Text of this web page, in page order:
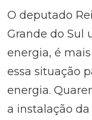
O deputado
Grande do Sul
energia, é
essa situação
energia.
a instalação